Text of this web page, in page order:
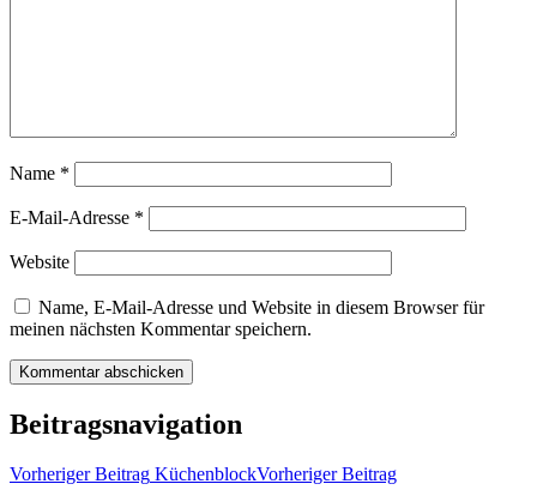
Name *
E-Mail-Adresse *
Website
Name, E-Mail-Adresse und Website in diesem Browser für
meinen nächsten Kommentar speichern.
Beitragsnavigation
Vorheriger Beitrag KüchenblockVorheriger Beitrag